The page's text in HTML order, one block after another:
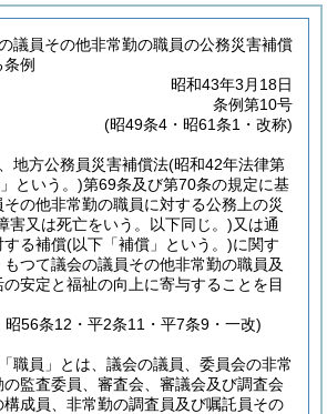
議員その他非常勤の職員の公務災害補償
例
昭和43年3月18日
条例第10号
(昭49条4・昭61条1・改称)
地方公務員災害補償法(昭和42年法律第
という。)第69条及び第70条の規定に基
の他非常勤の職員に対する公務上の災
害又は死亡をいう。以下同じ。)又は通
する補償(以下「補償」という。)に関す
つて議会の議員その他非常勤の職員及
安定と福祉の向上に寄与することを目
昭56条12・平2条11・平7条9・一改)
職員」とは、議会の議員、委員会の非常
監査委員、審査会、審議会及び調査会
成員、非常勤の調査員及び嘱託員その